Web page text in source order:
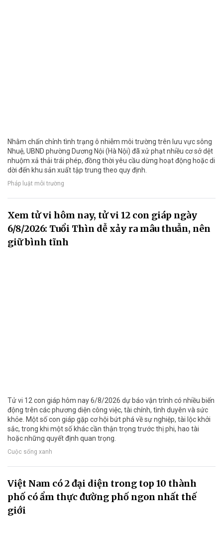
Nhằm chấn chỉnh tình trạng ô nhiễm môi trường trên lưu vực sông
Nhuệ, UBND phường Dương Nội (Hà Nội) đã xử phạt nhiều cơ sở dệt
nhuộm xả thải trái phép, đồng thời yêu cầu dừng hoạt động hoặc di
dời đến khu sản xuất tập trung theo quy định.
Pháp luật môi trường
Xem tử vi hôm nay, tử vi 12 con giáp ngày
6/8/2026: Tuổi Thìn dễ xảy ra mâu thuẫn, nên
giữ bình tĩnh
Tử vi 12 con giáp hôm nay 6/8/2026 dự báo vận trình có nhiều biến
động trên các phương diện công việc, tài chính, tình duyên và sức
khỏe. Một số con giáp gặp cơ hội bứt phá về sự nghiệp, tài lộc khởi
sắc, trong khi một số khác cần thận trọng trước thị phi, hao tài
hoặc những quyết định quan trọng.
Cuộc sống xanh
Việt Nam có 2 đại diện trong top 10 thành
phố có ẩm thực đường phố ngon nhất thế
giới